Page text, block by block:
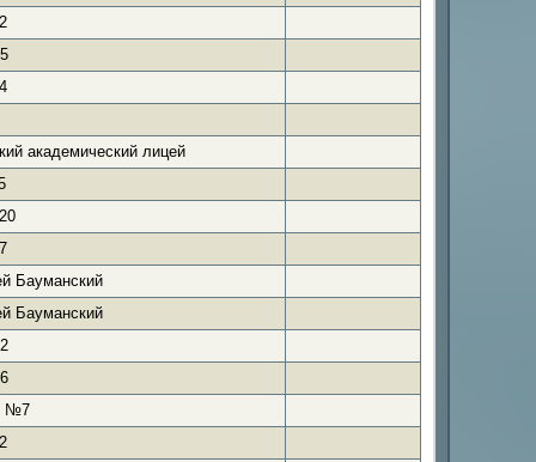
академический лицей
Бауманский
Бауманский
№7